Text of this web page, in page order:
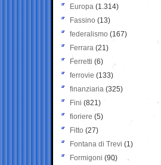
Europa (1.314)
Fassino (13)
federalismo (167)
Ferrara (21)
Ferretti (6)
ferrovie (133)
finanziaria (325)
Fini (821)
fioriere (5)
Fitto (27)
Fontana di Trevi (1)
Formigoni (90)